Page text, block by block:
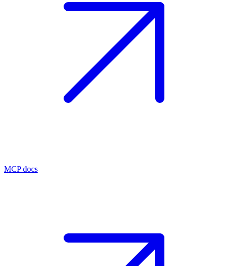
MCP docs